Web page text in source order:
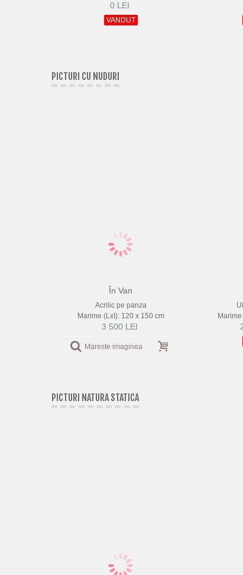
0 LEI
VANDUT
PICTURI CU NUDURI
În Van
Acrilic pe panza
Marime (LxI): 120 x 150 cm
3 500 LEI
Mareste imaginea
PICTURI NATURA STATICA